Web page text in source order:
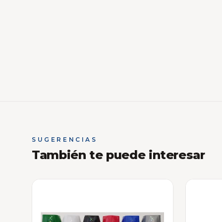
SUGERENCIAS
También te puede interesar